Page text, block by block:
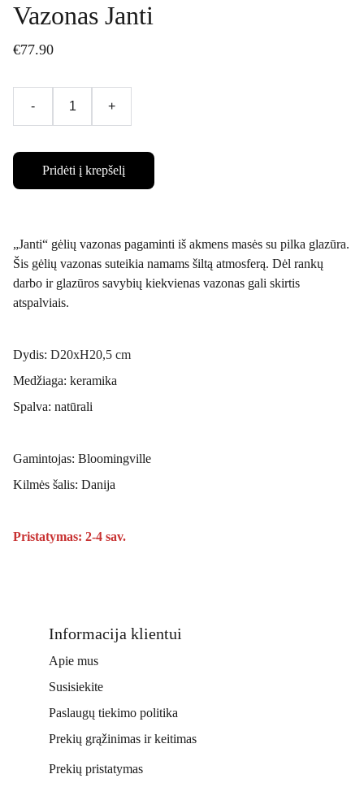
Vazonas Janti
€77.90
- +
Pridėti į krepšelį
„Janti“ gėlių vazonas pagaminti iš akmens masės su pilka glazūra.
Šis gėlių vazonas suteikia namams šiltą atmosferą. Dėl rankų
darbo ir glazūros savybių kiekvienas vazonas gali skirtis
atspalviais.
Dydis: D20xH20,5 cm
Medžiaga: keramika
Spalva: natūrali
Gamintojas: Bloomingville
Kilmės šalis: Danija
Pristatymas: 2-4 sav.
Apie mus
Prekių grąžinimas ir keitimas
Paslaugų tiekimo politika
Informacija klientui
Susisiekite
Prekių pristatymas